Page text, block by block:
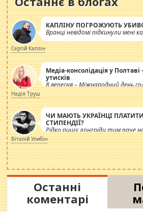
КАПЛІНУ ПОГРОЖУЮТЬ
Вранці невідомі підкинули
Сергій Каплін
Медіа-консолідація у
утисків
8 вересня – Міжнародний день
журналістів.
Надія Труш
ЧИ МАЮТЬ УКРАЇНЦІ
СТИПЕНДІЇ?
Рідко пишу лонгріди тим паче
просто дістало! Обурюють
навколо стипендіального
роздувається ще одна
Віталій Улибін
Останні
коментарі